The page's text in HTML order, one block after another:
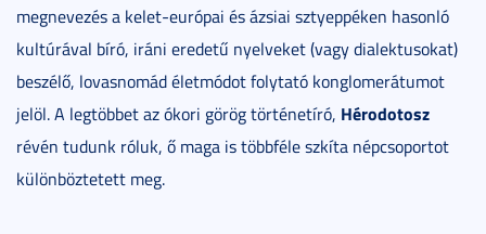
megnevezés a kelet-európai és ázsiai sztyeppéken hasonló
kultúrával bíró, iráni eredetű nyelveket (vagy dialektusokat)
beszélő, lovasnomád életmódot folytató konglomerátumot
jelöl. A legtöbbet az ókori görög történetíró, Hérodotosz
révén tudunk róluk, ő maga is többféle szkíta népcsoportot
különböztetett meg.